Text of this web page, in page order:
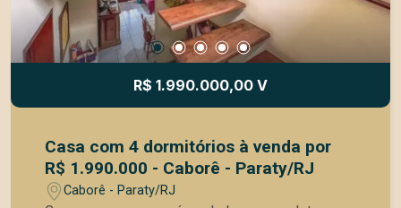
para quem deseja viver com qualidade de vida,
conforto e tranquilidade, a poucos minutos do
Centro Histórico de Paraty. Um lar completo,
cercado de verde e com espaço de sobra para
R$ 1.990.000,00 V
Casa com 4 dormitórios à venda por
R$ 1.990.000 - Caborê - Paraty/RJ
Caborê - Paraty/RJ